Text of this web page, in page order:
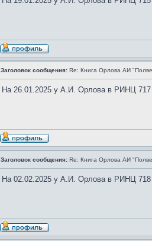
Заголовок сообщения: Re: Книга Орлова АИ
На 26.01.2025 у А.И. Орлова в РИНЦ 717
Заголовок сообщения: Re: Книга Орлова АИ
На 02.02.2025 у А.И. Орлова в РИНЦ 718